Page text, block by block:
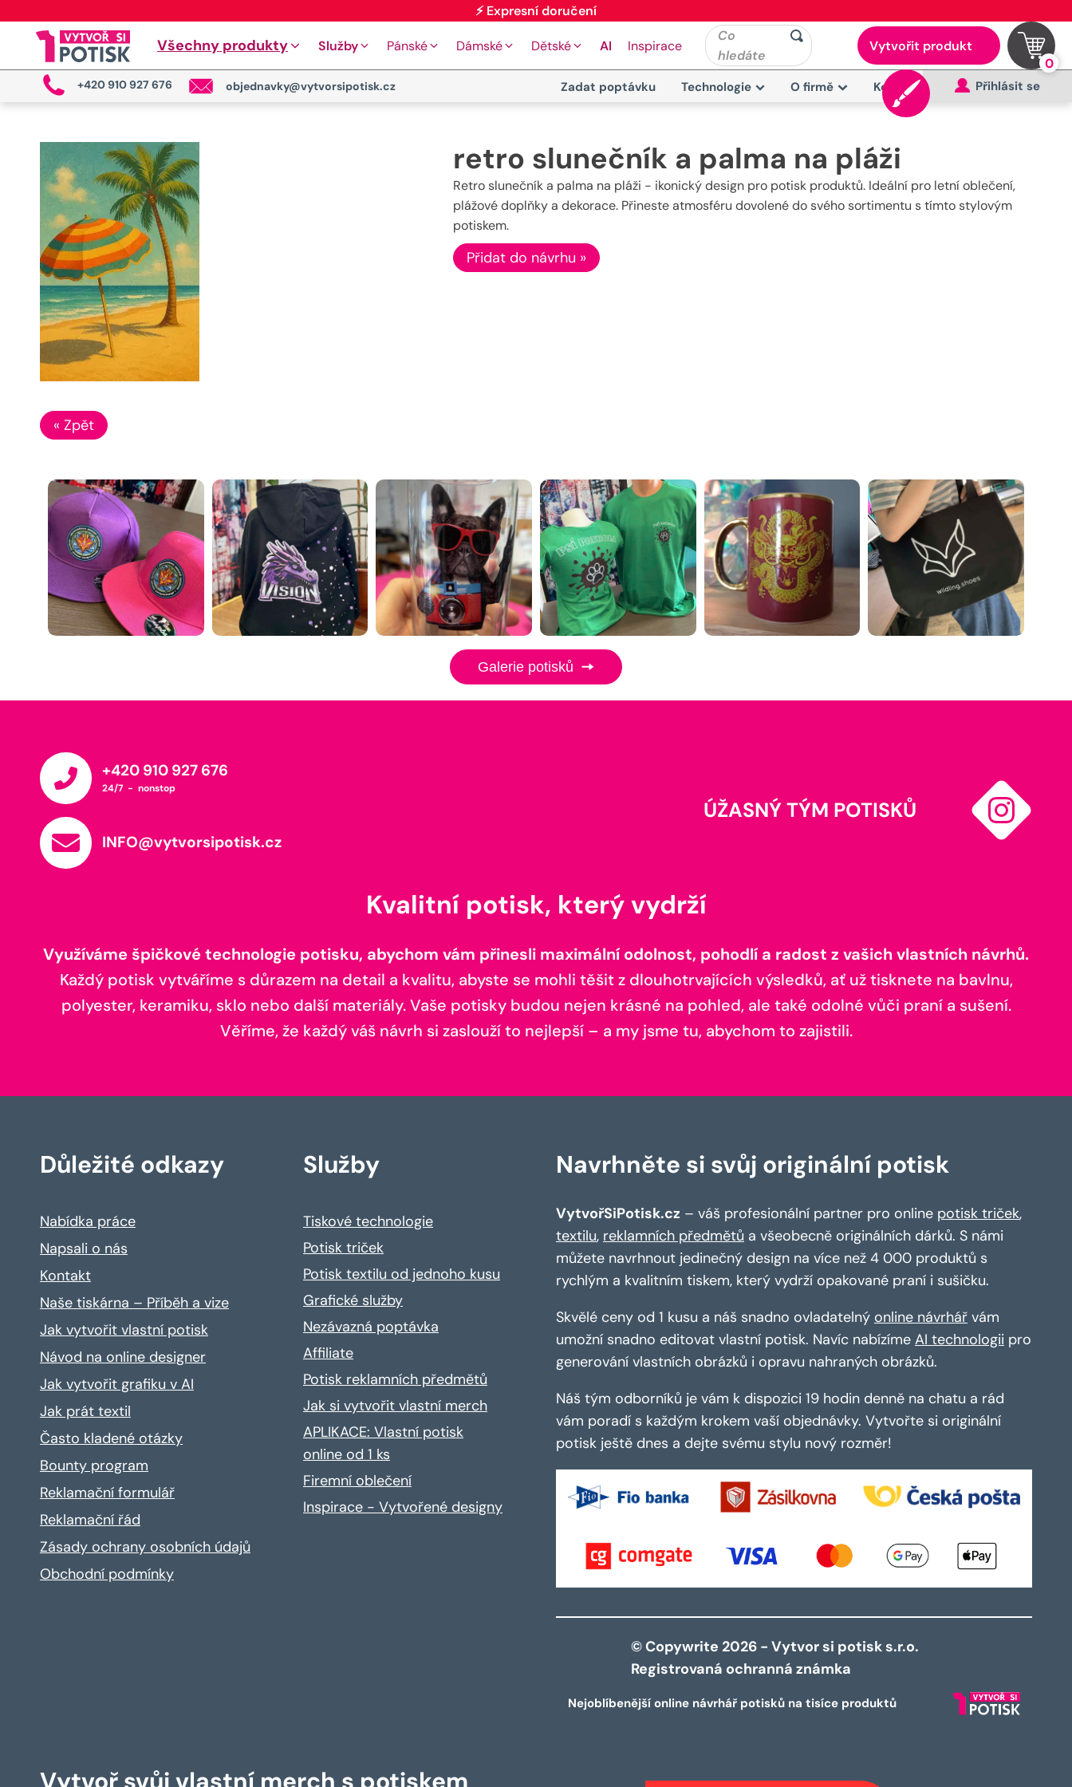
Všechny produkty Služby Pánské Dámské Dětské AI Inspirace
Co
hledáte
Vytvořit produkt
0
+420 910 927 676 objednavky@vytvorsipotisk.cz Zadat poptávku Technologie O firmě Kontakt Přihlásit se
retro slunečník a palma na pláži
Retro slunečník a palma na pláži - ikonický design pro potisk produktů. Ideální pro letní oblečení,
plážové doplňky a dekorace. Přineste atmosféru dovolené do svého sortimentu s tímto stylovým
potiskem.
Přidat do návrhu »
« Zpět
Galerie potisků
+420 910 927 676
24/7 - nonstop
INFO@vytvorsipotisk.cz
ÚŽASNÝ TÝM POTISKŮ
Kvalitní potisk, který vydrží
Využíváme špičkové technologie potisku, abychom vám přinesli maximální odolnost, pohodlí a radost z vašich vlastních návrhů.
Každý potisk vytváříme s důrazem na detail a kvalitu, abyste se mohli těšit z dlouhotrvajících výsledků, ať už tisknete na bavlnu,
polyester, keramiku, sklo nebo další materiály. Vaše potisky budou nejen krásné na pohled, ale také odolné vůči praní a sušení.
Věříme, že každý váš návrh si zaslouží to nejlepší – a my jsme tu, abychom to zajistili.
Důležité odkazy
Nabídka práce
Napsali o nás
Kontakt
Naše tiskárna – Příběh a vize
Jak vytvořit vlastní potisk
Návod na online designer
Jak vytvořit grafiku v AI
Jak prát textil
Často kladené otázky
Bounty program
Reklamační formulář
Reklamační řád
Zásady ochrany osobních údajů
Obchodní podmínky
Služby
Tiskové technologie
Potisk triček
Potisk textilu od jednoho kusu
Grafické služby
Nezávazná poptávka
Affiliate
Potisk reklamních předmětů
Jak si vytvořit vlastní merch
APLIKACE: Vlastní potisk
online od 1 ks
Firemní oblečení
Inspirace - Vytvořené designy
Navrhněte si svůj originální potisk
VytvořSiPotisk.cz – váš profesionální partner pro online potisk triček,
textilu, reklamních předmětů a všeobecně originálních dárků. S námi
můžete navrhnout jedinečný design na více než 4 000 produktů s
rychlým a kvalitním tiskem, který vydrží opakované praní i sušičku.
Skvělé ceny od 1 kusu a náš snadno ovladatelný online návrhář vám
umožní snadno editovat vlastní potisk. Navíc nabízíme AI technologii pro
generování vlastních obrázků i opravu nahraných obrázků.
Náš tým odborníků je vám k dispozici 19 hodin denně na chatu a rád
vám poradí s každým krokem vaší objednávky. Vytvořte si originální
potisk ještě dnes a dejte svému stylu nový rozměr!
© Copywrite 2026 - Vytvor si potisk s.r.o.
Registrovaná ochranná známka
Nejoblíbenější online návrhář potisků na tisíce produktů